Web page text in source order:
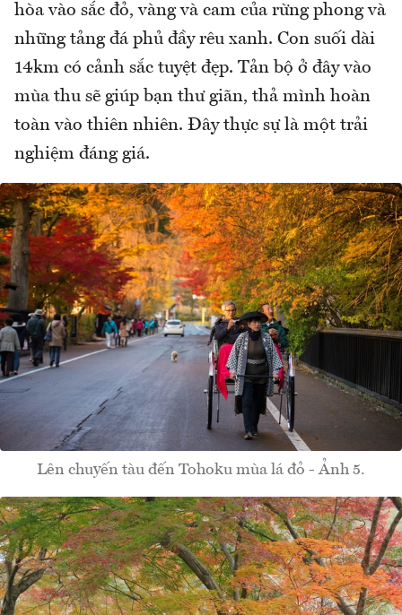
hòa vào sắc đỏ, vàng và cam của rừng phong và
những tảng đá phủ đầy rêu xanh. Con suối dài
14km có cảnh sắc tuyệt đẹp. Tản bộ ở đây vào
mùa thu sẽ giúp bạn thư giãn, thả mình hoàn
toàn vào thiên nhiên. Đây thực sự là một trải
nghiệm đáng giá.
Lên chuyến tàu đến Tohoku mùa lá đỏ - Ảnh 5.